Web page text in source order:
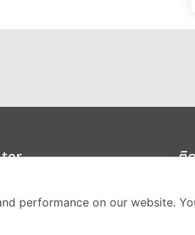
02-251-9456
ติ
performance on our website.